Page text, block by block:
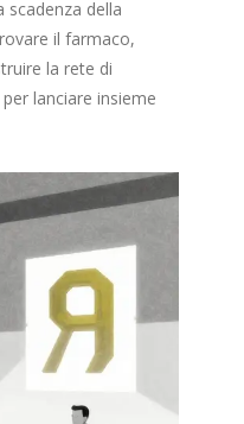
della
il farmaco,
la rete di
lanciare insieme